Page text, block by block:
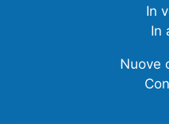
In
In
Nuove